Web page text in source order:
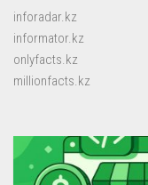
inforadar.kz
informator.kz
onlyfacts.kz
millionfacts.kz